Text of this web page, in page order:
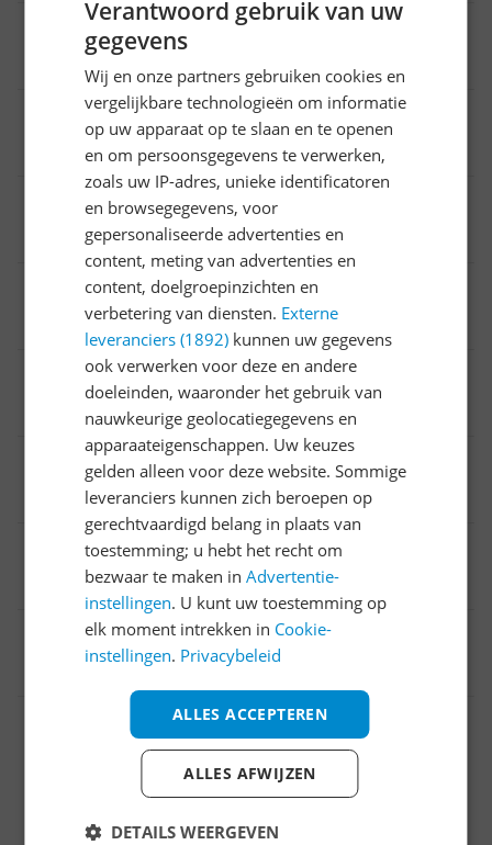
Smart Platform
Schermgrootte
65 inch
Energieklasse
Schermtype
Introductiejaar
Aantal HDMI poorten
HD-type
4K Ultra HD
6942351417257
Aansluitingen
Algemeen
Functies
Verantwoord gebruik van uw
gegevens
Wij en onze partners gebruiken cookies en
vergelijkbare technologieën om informatie
op uw apparaat op te slaan en te openen
en om persoonsgegevens te verwerken,
zoals uw IP-adres, unieke identificatoren
en browsegegevens, voor
gepersonaliseerde advertenties en
content, meting van advertenties en
content, doelgroepinzichten en
verbetering van diensten. Externe
leveranciers (1892) kunnen uw gegevens
ook verwerken voor deze en andere
doeleinden, waaronder het gebruik van
nauwkeurige geolocatiegegevens en
apparaateigenschappen. Uw keuzes
gelden alleen voor deze website. Sommige
leveranciers kunnen zich beroepen op
gerechtvaardigd belang in plaats van
toestemming; u hebt het recht om
bezwaar te maken inAdvertentie-
instellingen. U kunt uw toestemming op
elk moment intrekken in Cookie-
instellingen. Privacybeleid
ALLES ACCEPTEREN
ALLES AFWIJZEN
DETAILS WEERGEVEN